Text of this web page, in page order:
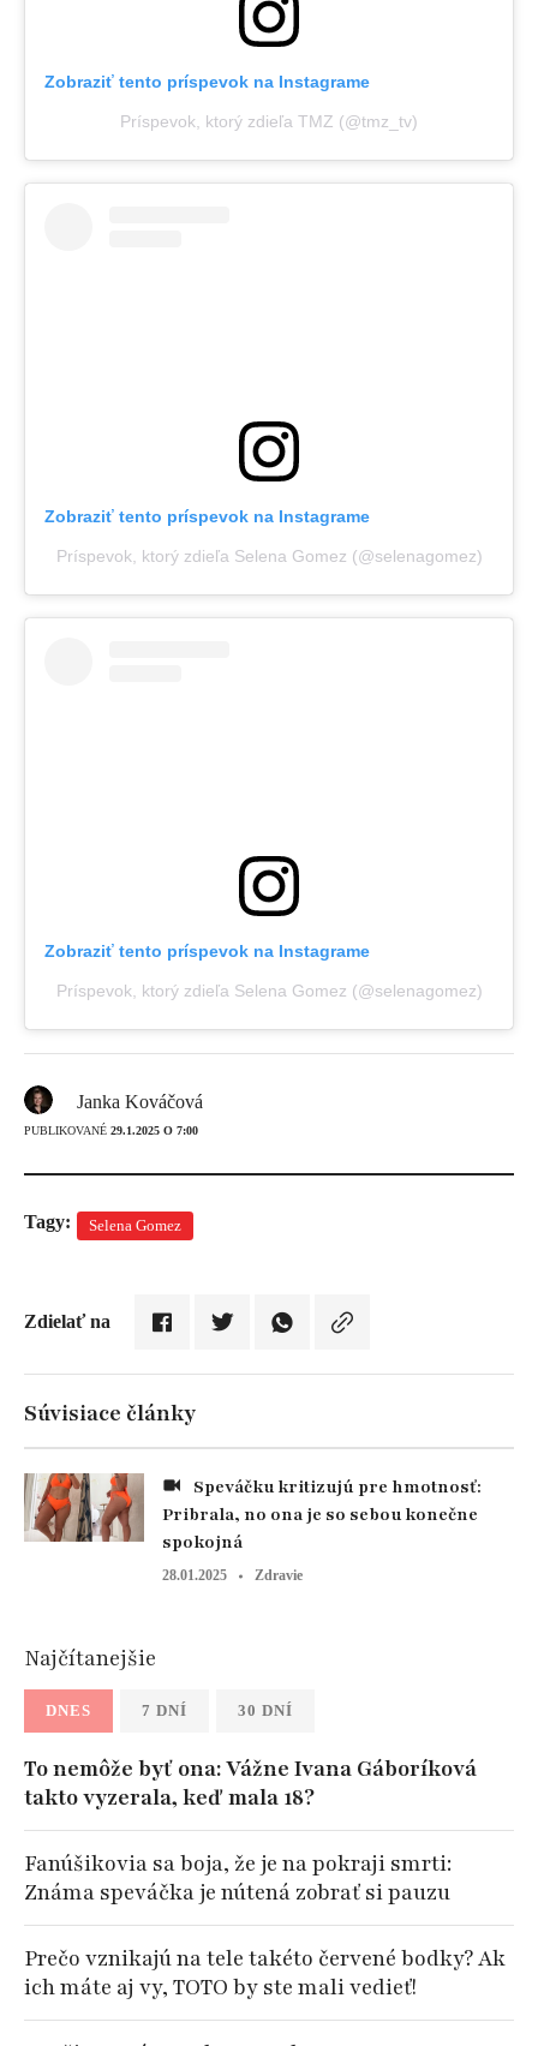
Zobraziť tento príspevok na Instagrame
Príspevok, ktorý zdieľa TMZ (@tmz_tv)
Zobraziť tento príspevok na Instagrame
Príspevok, ktorý zdieľa Selena Gomez (@selenagomez)
Zobraziť tento príspevok na Instagrame
Príspevok, ktorý zdieľa Selena Gomez (@selenagomez)
Janka Kováčová
PUBLIKOVANÉ 29.1.2025 O 7:00
Tagy: Selena Gomez
Zdielať na
Súvisiace články
Pribrala, no ona je so sebou konečne
spokojná
28.01.2025 Zdravie
Najčítanejšie
DNES 7 DNÍ 30 DNÍ
To nemôže byť ona: Vážne Ivana Gáboríková
takto vyzerala, keď mala 18?
Fanúšikovia sa boja, že je na pokraji smrti:
Známa speváčka je nútená zobrať si pauzu
Prečo vznikajú na tele takéto červené bodky? Ak
ich máte aj vy, TOTO by ste mali vedieť!